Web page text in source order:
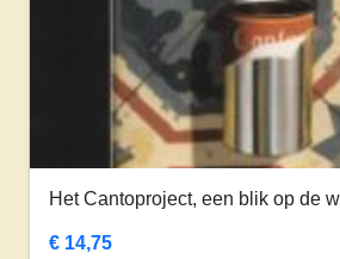
Het Cantoproject, een blik op de
€ 14,75